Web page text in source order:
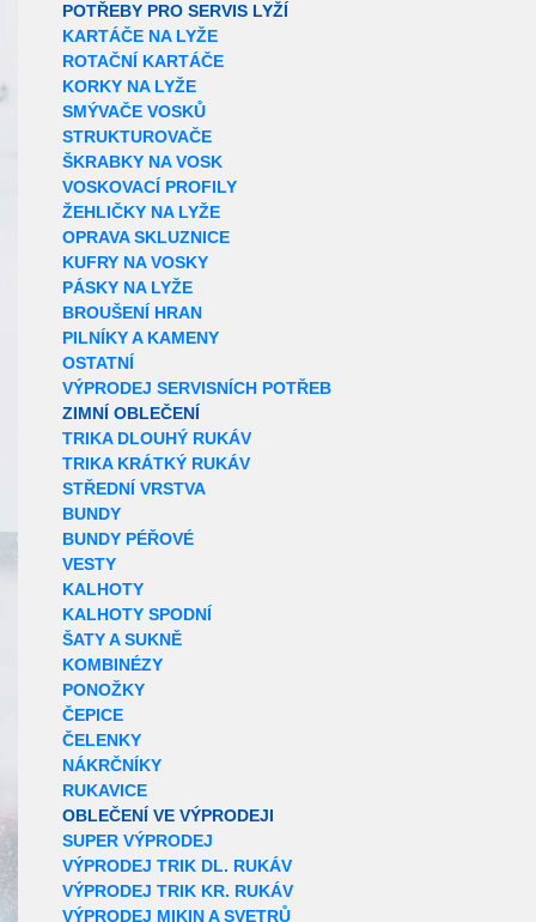
POTŘEBY PRO SERVIS LYŽÍ
KARTÁČE NA LYŽE
ROTAČNÍ KARTÁČE
KORKY NA LYŽE
SMÝVAČE VOSKŮ
STRUKTUROVAČE
ŠKRABKY NA VOSK
VOSKOVACÍ PROFILY
ŽEHLIČKY NA LYŽE
OPRAVA SKLUZNICE
KUFRY NA VOSKY
PÁSKY NA LYŽE
BROUŠENÍ HRAN
PILNÍKY A KAMENY
OSTATNÍ
VÝPRODEJ SERVISNÍCH POTŘEB
ZIMNÍ OBLEČENÍ
TRIKA DLOUHÝ RUKÁV
TRIKA KRÁTKÝ RUKÁV
STŘEDNÍ VRSTVA
BUNDY
BUNDY PÉŘOVÉ
VESTY
KALHOTY
KALHOTY SPODNÍ
ŠATY A SUKNĚ
KOMBINÉZY
PONOŽKY
ČEPICE
ČELENKY
NÁKRČNÍKY
RUKAVICE
OBLEČENÍ VE VÝPRODEJI
SUPER VÝPRODEJ
VÝPRODEJ TRIK DL. RUKÁV
VÝPRODEJ TRIK KR. RUKÁV
VÝPRODEJ MIKIN A SVETRŮ